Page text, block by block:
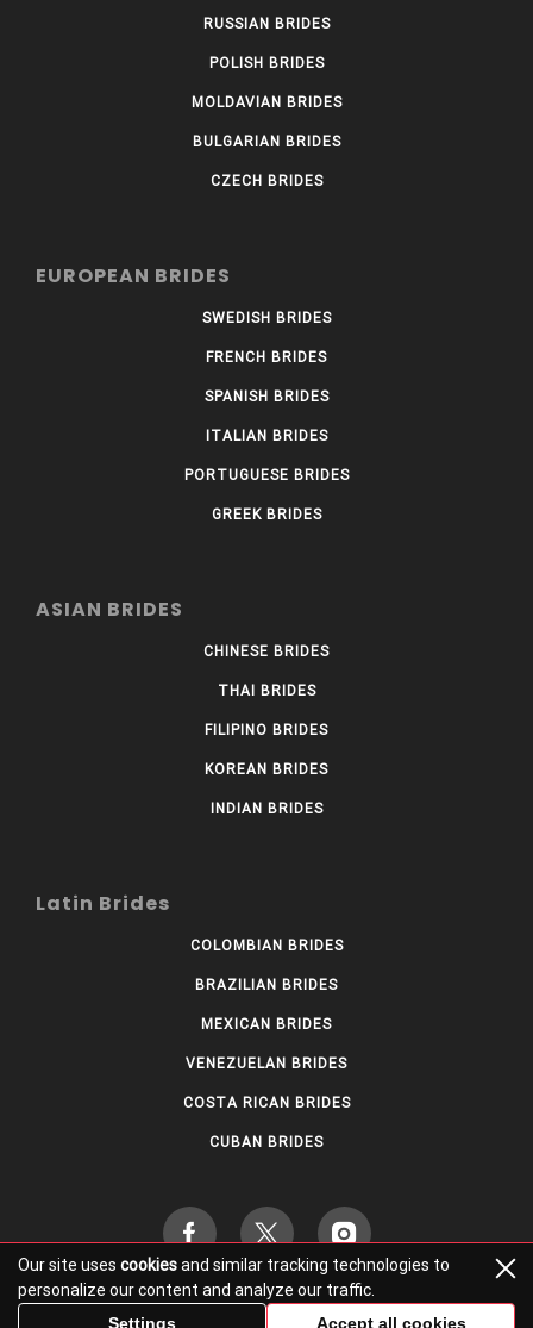
RUSSIAN BRIDES
POLISH BRIDES
MOLDAVIAN BRIDES
BULGARIAN BRIDES
CZECH BRIDES
EUROPEAN BRIDES
SWEDISH BRIDES
FRENCH BRIDES
SPANISH BRIDES
ITALIAN BRIDES
PORTUGUESE BRIDES
GREEK BRIDES
ASIAN BRIDES
CHINESE BRIDES
THAI BRIDES
FILIPINO BRIDES
KOREAN BRIDES
INDIAN BRIDES
Latin Brides
COLOMBIAN BRIDES
BRAZILIAN BRIDES
MEXICAN BRIDES
VENEZUELAN BRIDES
COSTA RICAN BRIDES
CUBAN BRIDES
© worldbride.net 2026 – All Rights Reserved.
Our site uses cookiesand similar tracking technologies to
personalize our content and analyze our traffic.
Settings
Accept all cookies